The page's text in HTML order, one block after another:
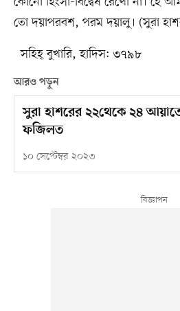
তো দয়াপরবশ, পরম দয়ালু। (সুরা
সহিহ্ বুখারি, হাদিস: ৩৭৯৮
আরও পড়ুন
সুরা হাশরের ২২থেকে ২৪
ফজিলত
১০ সেপ্টেম্বর ২০২৩